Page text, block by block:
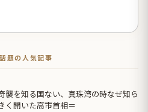
題の人気記事
襲を知る国ない、真珠湾の時なぜ知ら
く開いた高市首相＝